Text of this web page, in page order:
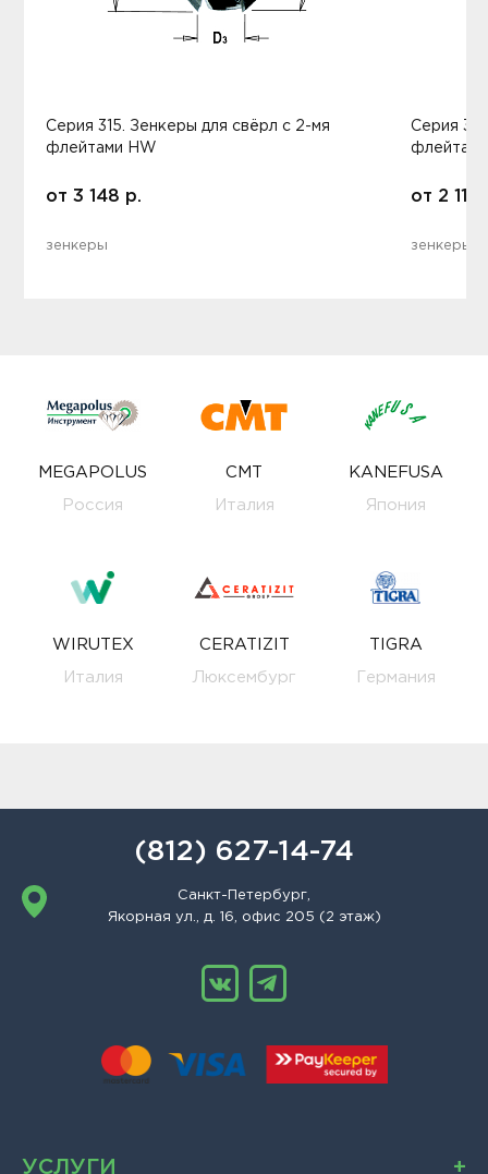
Серия 315. Зенкеры для свёрл с 2-мя
флейтами HW
от 3 148 р.
зенкеры
Серия
от 2 112
зенкеры
MEGAPOLUS
Россия
CMT
Италия
KANEFUSA
Япония
WIRUTEX
Италия
CERATIZIT
Люксембург
TIGRA
Германия
(812) 627-14-74
Санкт-Петербург,
Якорная ул., д. 16, офис 205 (2 этаж)
УСЛУГИ